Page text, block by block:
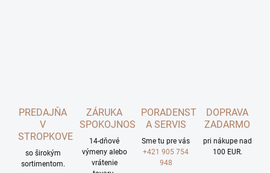
PREDAJŇA
V
STROPKOVE
so širokým
sortimentom.
ZÁRUKA
SPOKOJNOSTI
14-dňové
výmeny alebo
vrátenie
PORADENSTVO
A SERVIS
Sme tu pre vás
+421 905 754
948
DOPRAVA
ZADARMO
pri nákupe nad
100 EUR.